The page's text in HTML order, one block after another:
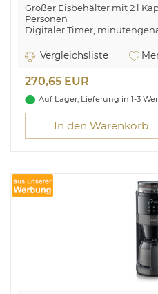
Großer Eisbehälter mit 2 l
Personen
Digitaler Timer,
Vergleichsliste
270,65 EUR
Auf Lager, Lieferung in 1-3
In den Warenkorb